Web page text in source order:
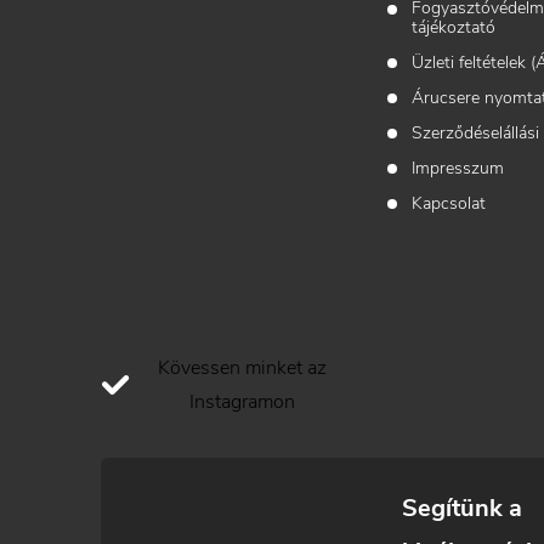
Kövessen minket az
Instagramon
tájékoztató
Üzleti feltételek
Árucsere
Impresszum
Kapcsolat